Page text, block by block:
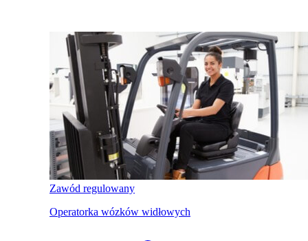
Zawód regulowany
Operatorka wózków widłowych